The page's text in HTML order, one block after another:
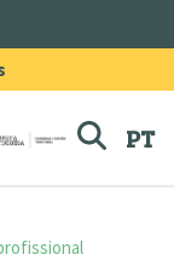
PT